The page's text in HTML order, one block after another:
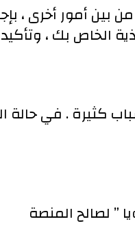
بين أمور أخرى ،
بك ،
كثيرة . في حالة
” لصالح المنصة